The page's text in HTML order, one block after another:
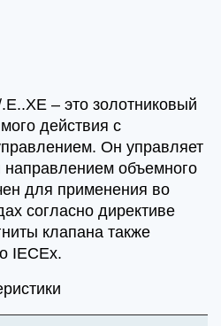
– это золотниковый
действия с
Он управляет
направлением объемного
для применения во
согласно директиве
клапана также
IECEx.